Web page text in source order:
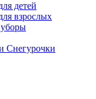
детей
взрослых
Снегурочки